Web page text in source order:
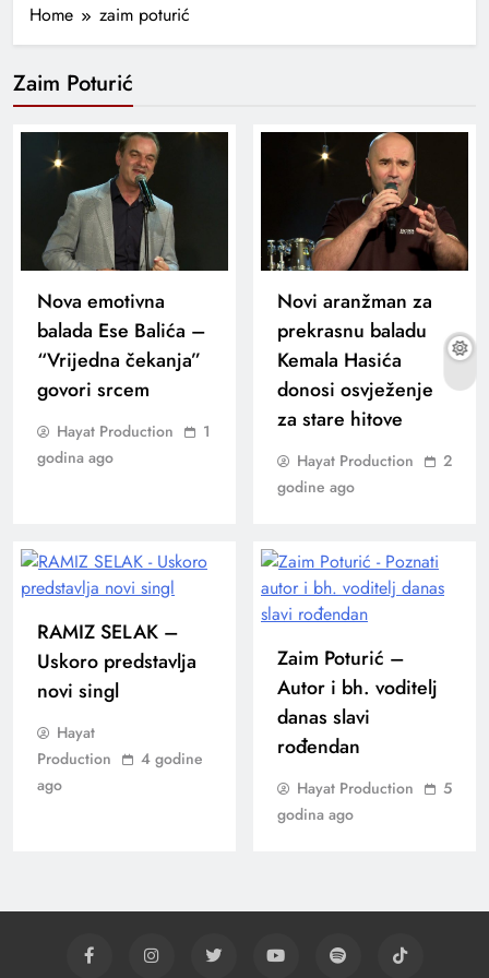
Home zaim poturić
Zaim Poturić
Nova emotivna
balada Ese Balića –
“Vrijedna čekanja”
govori srcem
Hayat Production
1
godina ago
Novi aranžman za
prekrasnu baladu
Kemala Hasića
donosi osvježenje
za stare hitove
Hayat Production
2
godine ago
RAMIZ SELAK –
Uskoro predstavlja
novi singl
Hayat
Production
4 godine
ago
Zaim Poturić –
Autor i bh. voditelj
danas slavi
rođendan
Hayat Production
5
godina ago